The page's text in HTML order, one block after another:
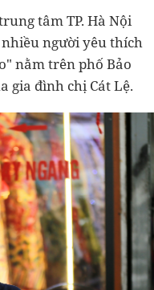
tâm TP. Hà Nội
người yêu thích
nằm trên phố Bảo
gia đình chị Cát Lệ.